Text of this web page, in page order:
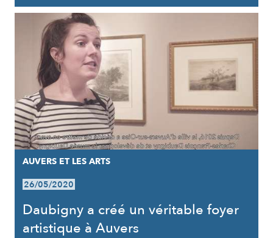
AUVERS ET LES ARTS
26/05/2020
Daubigny a créé un véritable foyer
artistique à Auvers